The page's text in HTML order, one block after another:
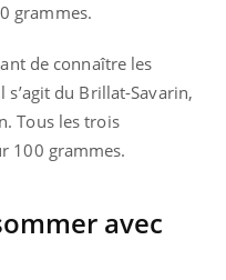
grammes.
de connaître les
du Brillat-Savarin,
Tous les trois
100 grammes.
avec